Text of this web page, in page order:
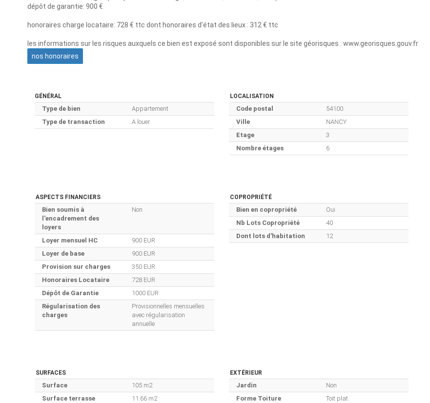
dépôt de garantie: 900 €
honoraires charge locataire: 728 € ttc dont honoraires d'état des lieux : 312 € ttc
les informations sur les risques auxquels ce bien est exposé sont disponibles sur le site géorisques : www.georisques.gouv.fr
nos honoraires
GÉNÉRAL
Type de bien
Appartement
Type de transaction
A louer
LOCALISATION
Code postal
54100
Ville
NANCY
Etage
3
Nombre étages
6
ASPECTS FINANCIERS
Bien soumis à
l'encadrement des
loyers
Non
Loyer mensuel HC
900 EUR
Loyer de base
900 EUR
Provision sur charges
350 EUR
Honoraires Locataire
728 EUR
Dépôt de Garantie
1000 EUR
Régularisation des
charges
Provisionnelles mensuelles
avec régularisation
annuelle
COPROPRIÉTÉ
Bien en copropriété
Oui
Nb Lots Copropriété
40
Dont lots d'habitation
12
SURFACES
Surface
105 m2
Surface terrasse
11.66 m2
EXTÉRIEUR
Jardin
Non
Forme Toiture
Toit plat